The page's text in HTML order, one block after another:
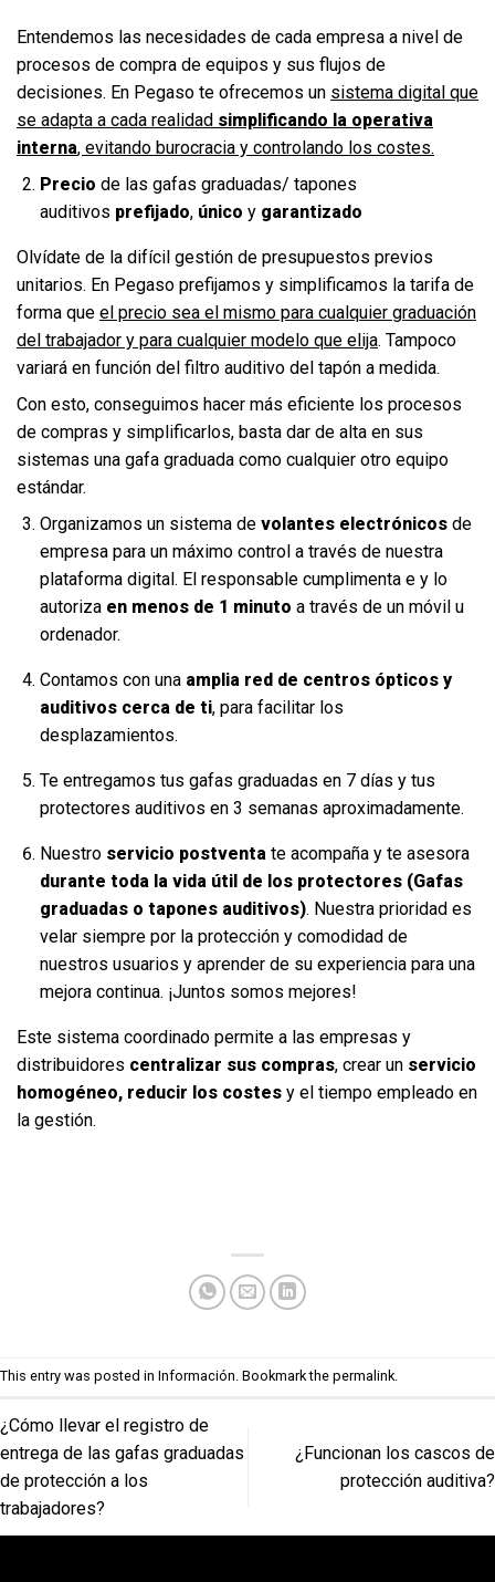
Entendemos las necesidades de cada empresa a nivel de
procesos de compra de equipos y sus flujos de
decisiones. En Pegaso te ofrecemos un sistema digital que
se adapta a cada realidad simplificando la operativa
interna, evitando burocracia y controlando los costes.
Precio de las gafas graduadas/ tapones
auditivos prefijado, único y garantizado
Olvídate de la difícil gestión de presupuestos previos
unitarios. En Pegaso prefijamos y simplificamos la tarifa de
forma que el precio sea el mismo para cualquier graduación
del trabajador y para cualquier modelo que elija. Tampoco
variará en función del filtro auditivo del tapón a medida.
Con esto, conseguimos hacer más eficiente los procesos
de compras y simplificarlos, basta dar de alta en sus
sistemas una gafa graduada como cualquier otro equipo
estándar.
Organizamos un sistema devolantes electrónicosde
empresa para un máximo control a través de nuestra
plataforma digital. El responsable cumplimenta e y lo
autoriza en menos de 1 minuto a través de un móvil u
ordenador.
Contamos con unaamplia red de centros ópticos y
auditivos cerca de ti, para facilitar los
desplazamientos.
Te entregamos tus gafas graduadas en 7 días y tus
protectores auditivos en 3 semanas aproximadamente.
Nuestro servicio postventa te acompaña y te asesora
durante toda la vida útil de los protectores (Gafas
graduadas o tapones auditivos). Nuestra prioridad es
velar siempre por la protección y comodidad de
nuestros usuarios y aprender de su experiencia para una
mejora continua. ¡Juntos somos mejores!
Este sistema coordinado permite a las empresas y
distribuidores centralizar sus compras, crear un servicio
homogéneo, reducir los costes y el tiempo empleado en
la gestión.
This entry was posted in Información. Bookmark the permalink.
¿Cómo llevar el registro de
entrega de las gafas graduadas
de protección a los
trabajadores?
¿Funcionan los cascos de
protección auditiva?